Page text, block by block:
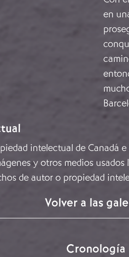
en
intelectual de
y otros medios
de autor o propiedad
Volver a las
Cronología